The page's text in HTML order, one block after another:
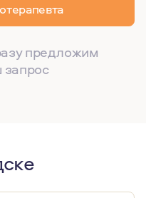
предложим
запрос